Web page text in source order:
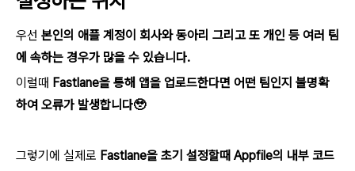
우선 본인의 애플 계정이 회사와 동아리 그리고 또 개인 등 여러 팀
에 속하는 경우가 많을 수 있습니다.
이럴때 Fastlane을 통해 앱을 업로드한다면 어떤 팀인지 불명확
하여 오류가 발생합니다🥹
그렇기에 실제로 Fastlane을 초기 설정할때 Appfile의 내부 코드